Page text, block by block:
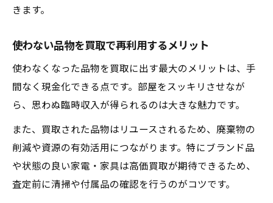
きます。
使わない品物を買取で再利用するメリット
使わなくなった品物を買取に出す最大のメリットは、手
間なく現金化できる点です。部屋をスッキリさせなが
ら、思わぬ臨時収入が得られるのは大きな魅力です。
また、買取された品物はリユースされるため、廃棄物の
削減や資源の有効活用につながります。特にブランド品
や状態の良い家電・家具は高価買取が期待できるため、
査定前に清掃や付属品の確認を行うのがコツです。